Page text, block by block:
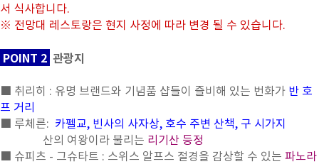
서 식사합니다.
※ 전망대 레스토랑은 현지 사정에 따라 변경 될 수 있습니다.
POINT 2 관광지
■ 취리히 : 유명 브랜드와 기념품 샵들이 즐비해 있는 번화가 반 호
프 거리
■ 루체른: 카펠교, 빈사의 사자상, 호수 주변 산책, 구 시가지
산의 여왕이라 불리는 리기산 등정
■ 슈피츠 - 그슈타트 : 스위스 알프스 절경을 감상할 수 있는 파노라